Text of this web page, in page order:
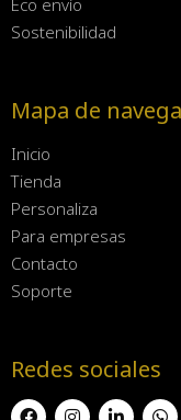
Eco envío
Sostenibilidad
Mapa de
Inicio
Tienda
Personaliza
Para empresas
Contacto
Soporte
Redes sociales